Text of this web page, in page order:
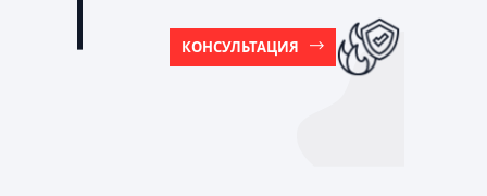
КОНСУЛЬТАЦИЯ